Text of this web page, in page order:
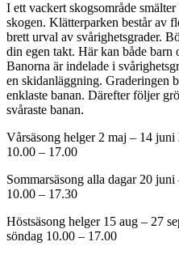
I ett vackert skogsområde
skogen. Klätterparken består av
brett urval av svårighetsgrader.
din egen takt. Här kan både
Banorna är indelade i
en skidanläggning. Graderingen
enklaste banan. Därefter följer
svåraste banan.
Vårsäsong helger 2 maj – 14
10.00 – 17.00
Sommarsäsong alla dagar 20
10.00 – 17.30
Höstsäsong helger 15 aug – 27
söndag 10.00 – 17.00